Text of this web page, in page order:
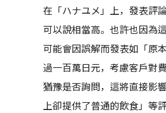
在「ハナユメ」上，發表評
可以說相當高。也許也因為
可能會因誤解而發表如「原
過一百萬日元，考慮客戶對
猶豫是否詢問，這將直接影
上卻提供了普通的飲食」等